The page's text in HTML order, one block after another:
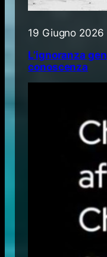
19 Giugno 2026
L’ignoranza
conoscenza